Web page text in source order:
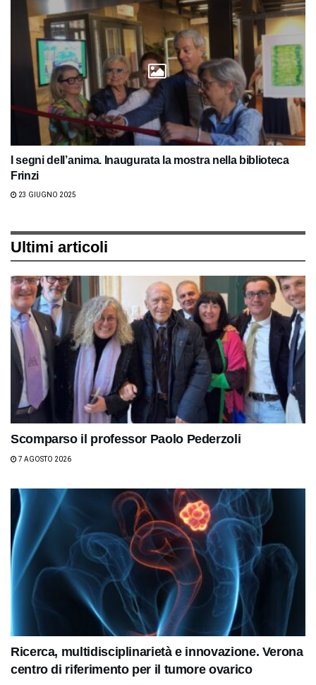
I segni dell’anima. Inaugurata la mostra nella biblioteca
Frinzi
23 GIUGNO 2025
Ultimi articoli
Scomparso il professor Paolo Pederzoli
7 AGOSTO 2026
Ricerca, multidisciplinarietà e innovazione. Verona
centro di riferimento per il tumore ovarico